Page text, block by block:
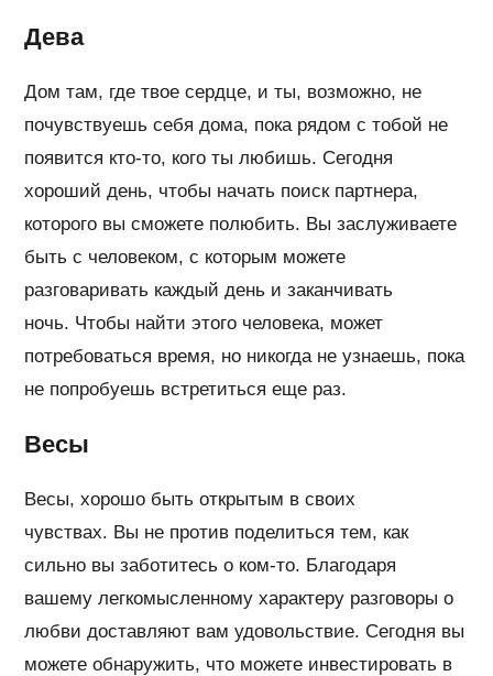
Дева
Дом там, где твое сердце, и ты, возможно, не
почувствуешь себя дома, пока рядом с тобой не
появится кто-то, кого ты любишь. Сегодня
хороший день, чтобы начать поиск партнера,
которого вы сможете полюбить. Вы заслуживаете
быть с человеком, с которым можете
разговаривать каждый день и заканчивать
ночь. Чтобы найти этого человека, может
потребоваться время, но никогда не узнаешь, пока
не попробуешь встретиться еще раз.
Весы
Весы, хорошо быть открытым в своих
чувствах. Вы не против поделиться тем, как
сильно вы заботитесь о ком-то. Благодаря
вашему легкомысленному характеру разговоры о
любви доставляют вам удовольствие. Сегодня вы
можете обнаружить, что можете инвестировать в